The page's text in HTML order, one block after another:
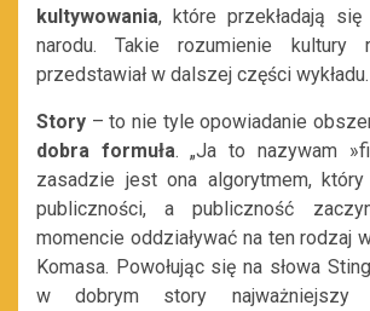
kultywowania, które przekładają się
narodu. Takie rozumienie kultury
przedstawiał w dalszej części wykładu.
Story – to nie tyle opowiadanie
dobra formuła. „Ja to nazywam
zasadzie jest ona algorytmem,
publiczności, a publiczność
momencie oddziaływać na ten rodzaj
Komasa. Powołując się na słowa
w dobrym story